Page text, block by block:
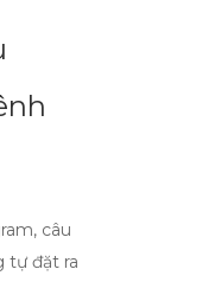
câu
tự đặt ra